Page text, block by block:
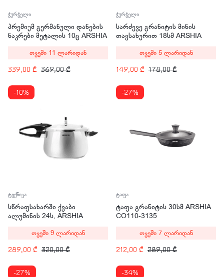
ჭურჭელი
პრემიუმ გერმანული დანების
ნაკრები მეტალის 10ც ARSHIA
369,00₾
339,00 ₾
თვეში 11 ლარიდან
ჭურჭელი
სარძევე გრანიტის მინის
თავსახურით 18სმ ARSHIA
178,00₾
149,00 ₾
თვეში 5 ლარიდან
-10%
ტექნიკა
სწრაფსახარში ქვაბი
ალუმინის 24ს, ARSHIA
320,00₾
289,00 ₾
თვეში 9 ლარიდან
-27%
ტაფა
ტაფა გრანიტის 30სმ ARSHIA
CO110-3135
289,00₾
212,00 ₾
თვეში 7 ლარიდან
-27% -34%